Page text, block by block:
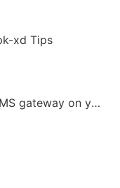
xd Tips
gateway on yo